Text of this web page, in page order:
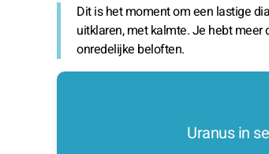
Dit is het moment om een lastige
uitklaren, met kalmte. Je hebt
onredelijke beloften.
Uranus in